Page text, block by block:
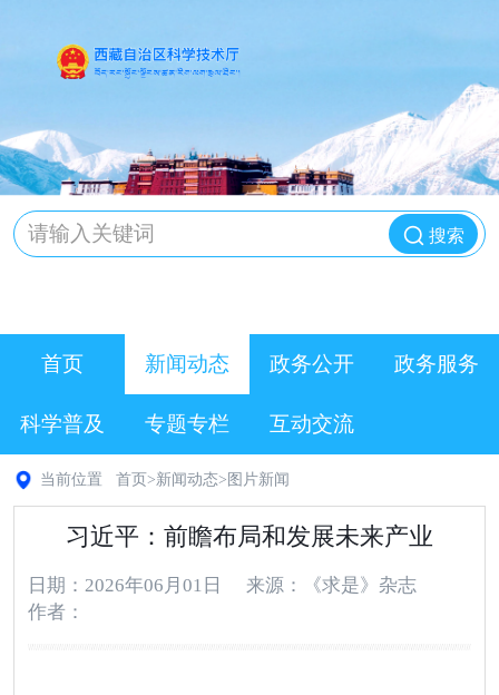
搜索
首页 新闻动态 政务公开 政务服务
科学普及 专题专栏 互动交流
当前位置 首页 >新闻动态> 图片新闻
习近平：前瞻布局和发展未来产业
日期：2026年06月01日
来源：《求是》杂志
作者：